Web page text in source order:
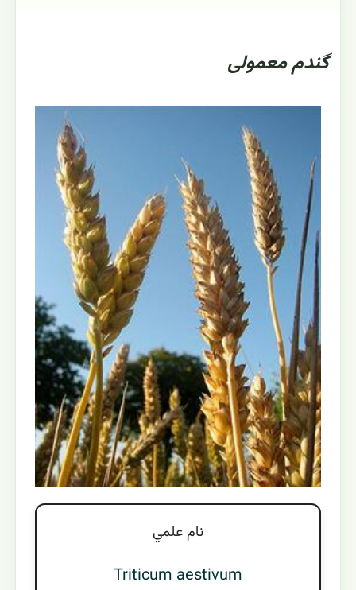
گندم معمولی
نام علمي
Triticum aestivum